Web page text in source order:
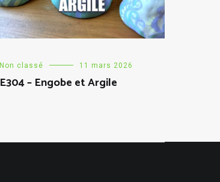
Non classé 11 mars 2026
E304 – Engobe et Argile